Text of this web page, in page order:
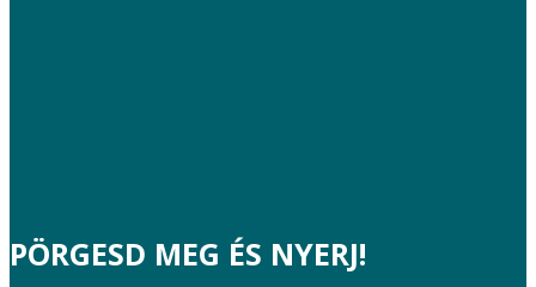
PÖRGESD MEG ÉS NYERJ!